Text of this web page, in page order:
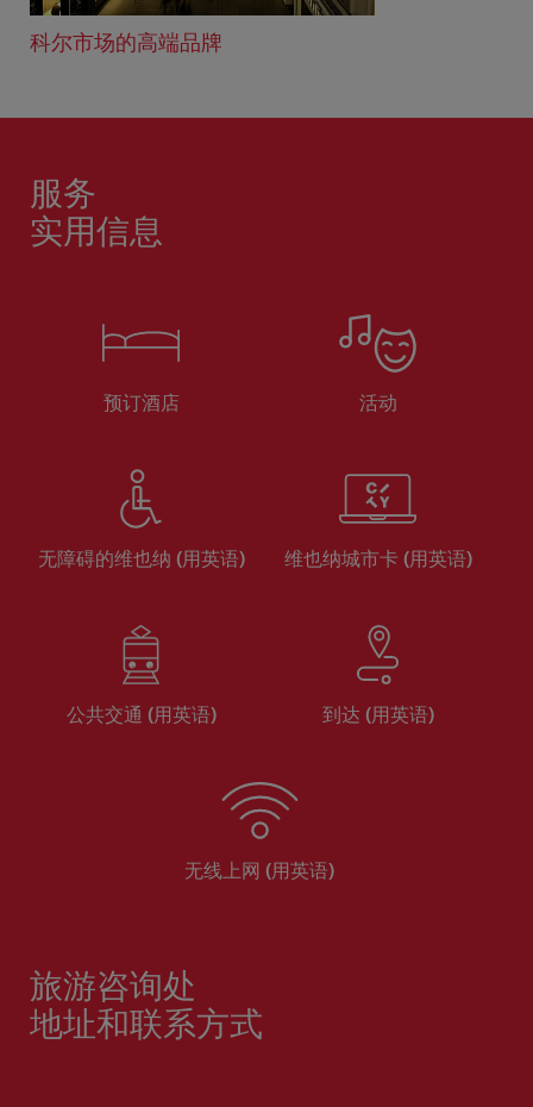
科尔市场的高端品牌
服务
实用信息
预订酒店 活动
无障碍的维也纳 (用英语) 维也纳城市卡 (用英语)
公共交通 (用英语) 到达 (用英语)
无线上网 (用英语)
旅游咨询处
地址和联系方式